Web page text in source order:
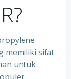
memiliki sifat
untuk